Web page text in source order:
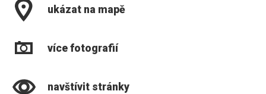
ukázat na mapě
více fotografií
navštívit stránky